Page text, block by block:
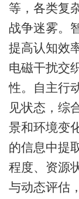
等，各类复
战争迷雾。
提高认知效
电磁干扰交
性。自主行
见状态，综
景和环境变
的信息中提
程度、资源
与动态评估